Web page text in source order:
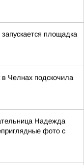
площадка
Челнах подскочила
Надежда
фото с